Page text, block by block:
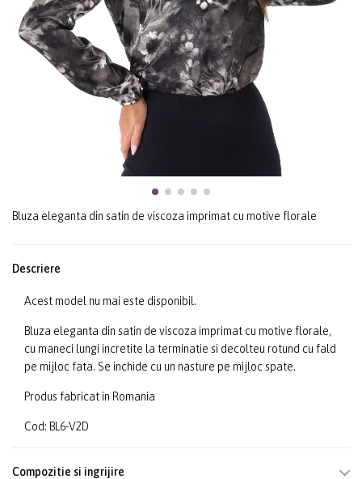
Bluza eleganta din satin de viscoza imprimat cu motive florale
Descriere
Acest model nu mai este disponibil.
Bluza eleganta din satin de viscoza imprimat cu motive florale,
cu maneci lungi incretite la terminatie si decolteu rotund cu fald
pe mijloc fata. Se inchide cu un nasture pe mijloc spate.
Produs fabricat in Romania
Cod: BL6-V2D
Compozitie si ingrijire